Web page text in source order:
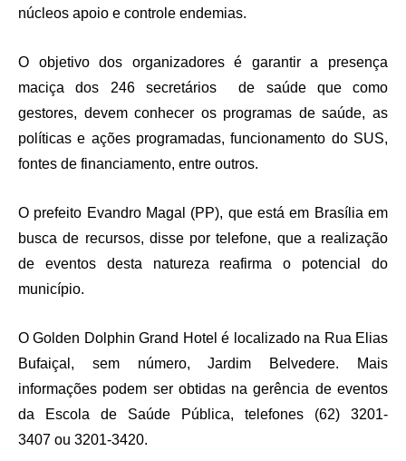
núcleos apoio e controle endemias.
O objetivo dos organizadores é garantir a presença
maciça dos 246 secretários de saúde que como
gestores, devem conhecer os programas de saúde, as
políticas e ações programadas, funcionamento do SUS,
fontes de financiamento, entre outros.
O prefeito Evandro Magal (PP), que está em Brasília em
busca de recursos, disse por telefone, que a realização
de eventos desta natureza reafirma o potencial do
município.
O Golden Dolphin Grand Hotel é localizado na Rua Elias
Bufaiçal, sem número, Jardim Belvedere. Mais
informações podem ser obtidas na gerência de eventos
da Escola de Saúde Pública, telefones (62) 3201-
3407 ou 3201-3420.